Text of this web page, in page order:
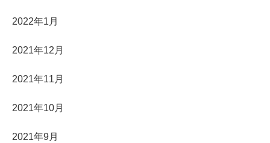
2022年1月
2021年12月
2021年11月
2021年10月
2021年9月